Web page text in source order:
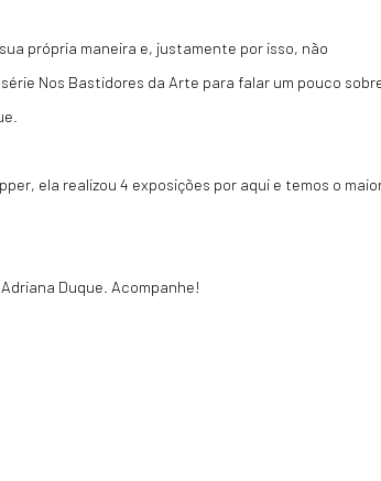
própria maneira e, justamente por isso, não
Nos Bastidores da Arte para falar um pouco
ela realizou 4 exposições por aqui e temos o
Duque. Acompanhe!